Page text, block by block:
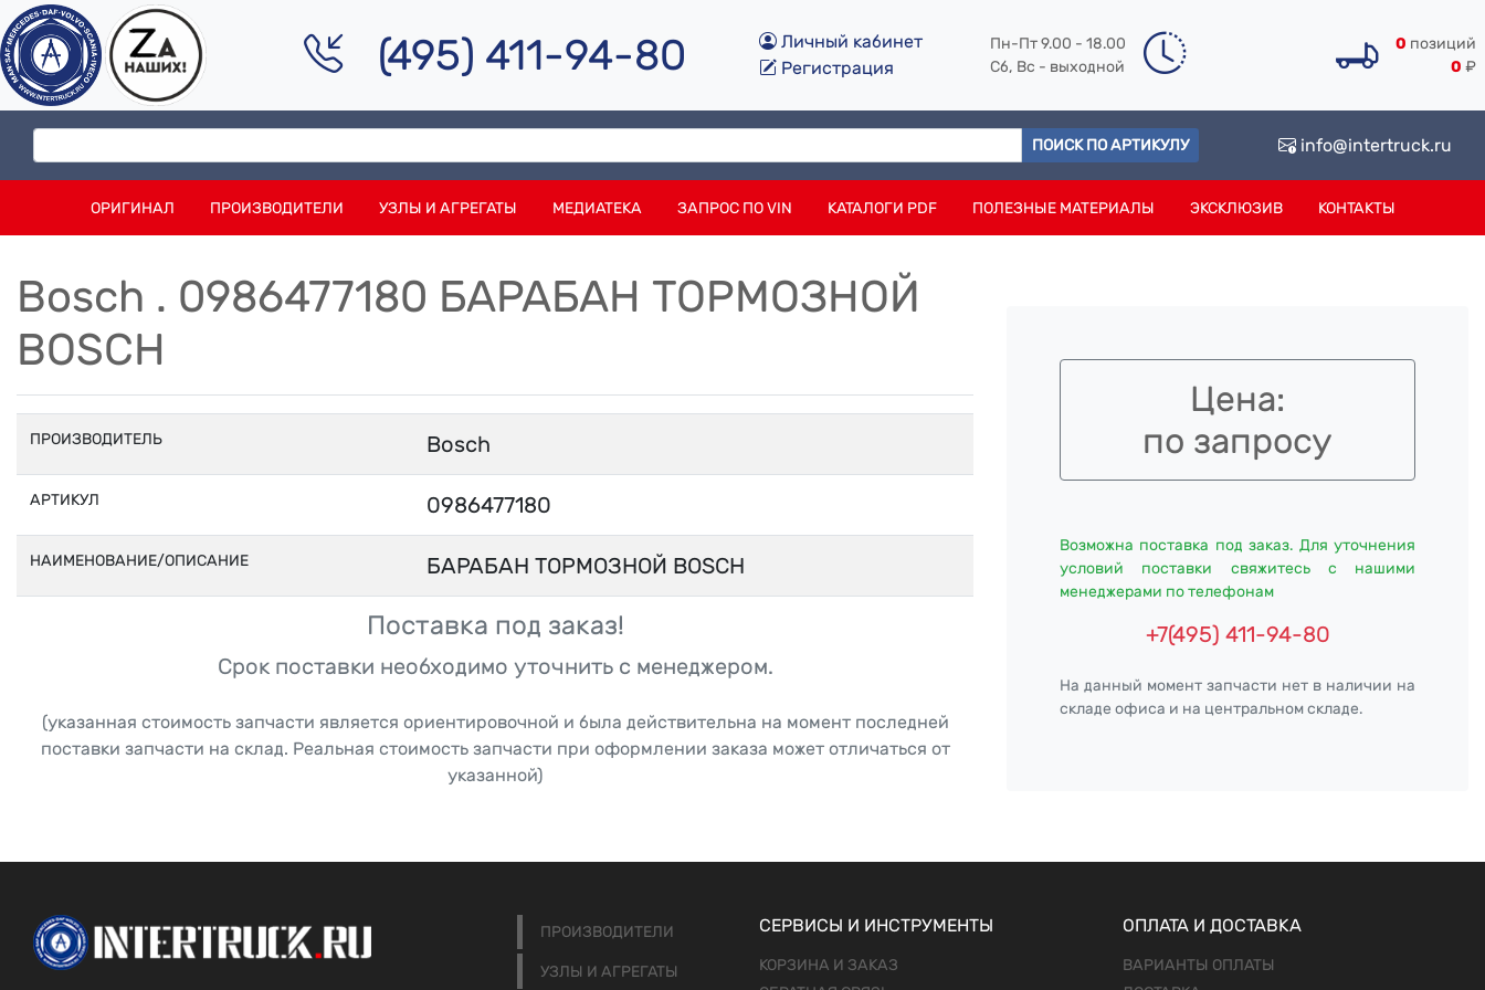
(495) 411-94-80
Личный кабинет
Регистрация
Пн-Пт 9.00 - 18.00
Сб, Вс - выходной
0 позиций
0 ₽
ПОИСК ПО АРТИКУЛУ info@intertruck.ru
ОРИГИНАЛ ПРОИЗВОДИТЕЛИ УЗЛЫ И АГРЕГАТЫ МЕДИАТЕКА ЗАПРОС ПО VIN КАТАЛОГИ PDF ПОЛЕЗНЫЕ МАТЕРИАЛЫ ЭКСКЛЮЗИВ КОНТАКТЫ
Bosch . 0986477180 БАРАБАН ТОРМОЗНОЙ
BOSCH
ПРОИЗВОДИТЕЛЬ Bosch
АРТИКУЛ 0986477180
НАИМЕНОВАНИЕ/ОПИСАНИЕ БАРАБАН ТОРМОЗНОЙ BOSCH
Поставка под заказ!
Срок поставки необходимо уточнить с менеджером.
(указанная стоимость запчасти является ориентировочной и была действительна на момент последней
поставки запчасти на склад. Реальная стоимость запчасти при оформлении заказа может отличаться от
указанной)
Цена:
по запросу
Возможна поставка под заказ. Для уточнения
условий поставки свяжитесь с нашими
менеджерами по телефонам
+7(495) 411-94-80
На данный момент запчасти нет в наличии на
складе офиса и на центральном складе.
ПРОИЗВОДИТЕЛИ
УЗЛЫ И АГРЕГАТЫ
СЕРВИСЫ И ИНСТРУМЕНТЫ
КОРЗИНА И ЗАКАЗ
ОПЛАТА И ДОСТАВКА
ВАРИАНТЫ ОПЛАТЫ